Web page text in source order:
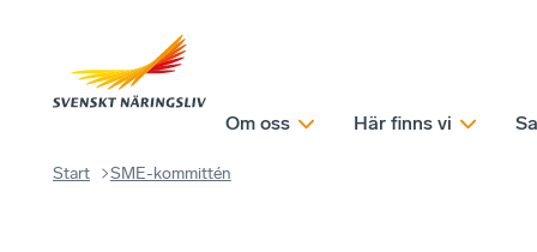
Om oss Här finns vi
Start SME-kommittén